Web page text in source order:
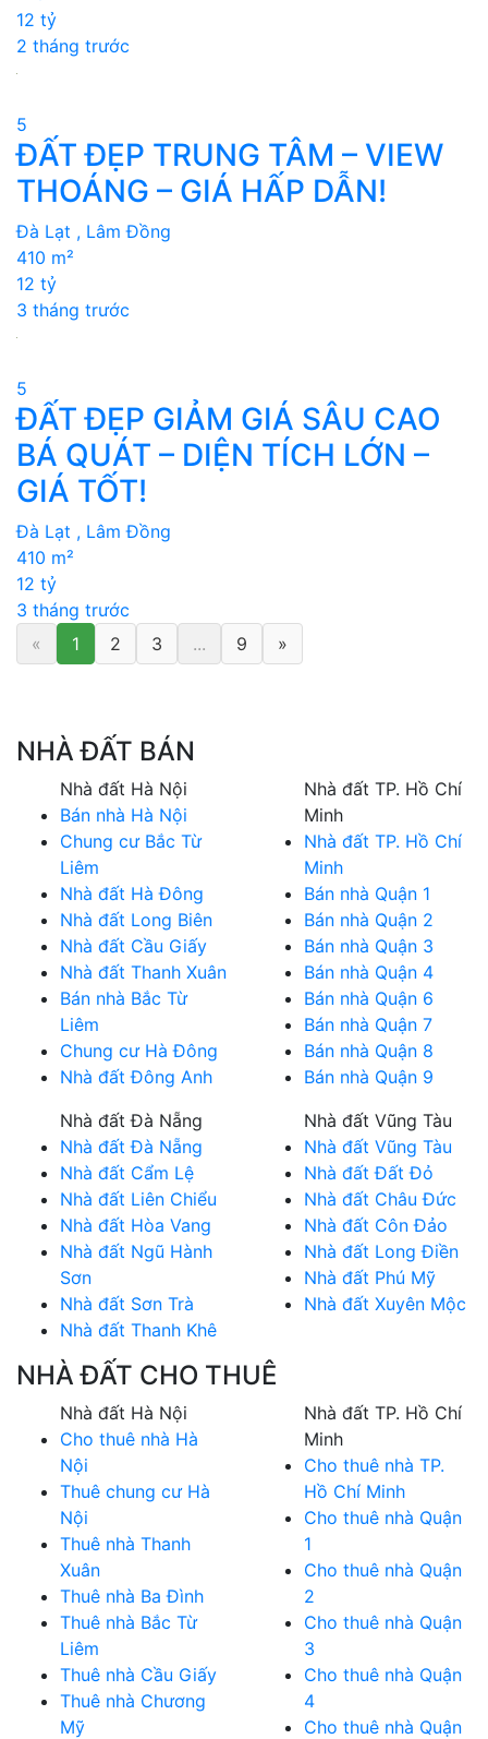
12 tỷ
2 tháng trước
5
ĐẤT ĐẸP TRUNG TÂM – VIEW
THOÁNG – GIÁ HẤP DẪN!
Đà Lạt , Lâm Đồng
410 m²
12 tỷ
3 tháng trước
5
ĐẤT ĐẸP GIẢM GIÁ SÂU CAO
BÁ QUÁT – DIỆN TÍCH LỚN –
GIÁ TỐT!
Đà Lạt , Lâm Đồng
410 m²
12 tỷ
3 tháng trước
«
1 2 3 ... 9 »
NHÀ ĐẤT BÁN
Nhà đất Hà Nội
Bán nhà Hà Nội
Chung cư Bắc Từ
Liêm
Nhà đất Hà Đông
Nhà đất Long Biên
Nhà đất Cầu Giấy
Nhà đất Thanh Xuân
Bán nhà Bắc Từ
Liêm
Chung cư Hà Đông
Nhà đất Đông Anh
Nhà đất TP. Hồ Chí
Minh
Nhà đất TP. Hồ Chí
Minh
Bán nhà Quận 1
Bán nhà Quận 2
Bán nhà Quận 3
Bán nhà Quận 4
Bán nhà Quận 6
Bán nhà Quận 7
Bán nhà Quận 8
Bán nhà Quận 9
Nhà đất Đà Nẵng
Nhà đất Đà Nẵng
Nhà đất Cẩm Lệ
Nhà đất Liên Chiểu
Nhà đất Hòa Vang
Nhà đất Ngũ Hành
Sơn
Nhà đất Sơn Trà
Nhà đất Thanh Khê
Nhà đất Vũng Tàu
Nhà đất Vũng Tàu
Nhà đất Đất Đỏ
Nhà đất Châu Đức
Nhà đất Côn Đảo
Nhà đất Long Điền
Nhà đất Phú Mỹ
Nhà đất Xuyên Mộc
NHÀ ĐẤT CHO THUÊ
Nhà đất Hà Nội
Cho thuê nhà Hà
Nội
Thuê chung cư Hà
Nội
Thuê nhà Thanh
Xuân
Thuê nhà Ba Đình
Thuê nhà Bắc Từ
Liêm
Thuê nhà Cầu Giấy
Thuê nhà Chương
Mỹ
Nhà đất TP. Hồ Chí
Minh
Cho thuê nhà TP.
Hồ Chí Minh
Cho thuê nhà Quận
1
Cho thuê nhà Quận
2
Cho thuê nhà Quận
3
Cho thuê nhà Quận
4
Cho thuê nhà Quận